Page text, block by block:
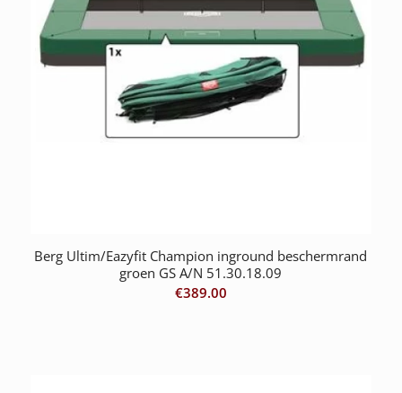
Berg Ultim/Eazyfit Champion inground beschermrand
groen GS A/N 51.30.18.09
€389.00